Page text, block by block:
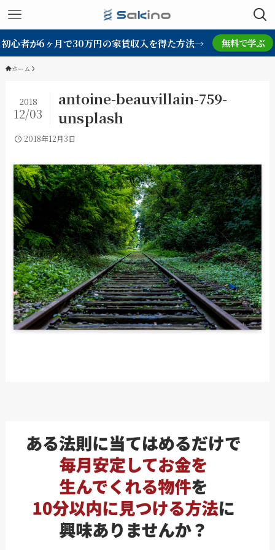
初心者が6ヶ月で30万円の家賃収入を得た方法→ 無料で学ぶ
ホーム
antoine-beauvillain-759-
unsplash
2018
12/03
2018年12月3日